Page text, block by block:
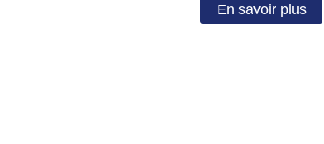
En savoir plus